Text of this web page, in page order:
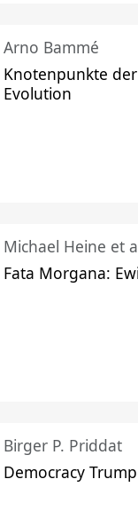
Arno Bammé
Knotenpunkte
Evolution
Michael Heine et
Fata Morgana:
Birger P. Priddat
Democracy